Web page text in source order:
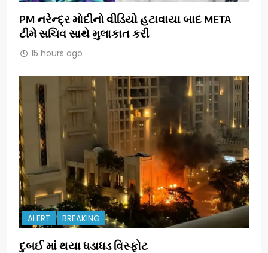
PM નરેન્દ્ર મોદીનો વીડિયો હટાવાયા બાદ META
ટીમે સચિવ સાથે મુલાકાત કરી
15 hours ago
ALERT BREAKING
દુબઈ માં થયા ધડાધડ વિસ્ફોટ